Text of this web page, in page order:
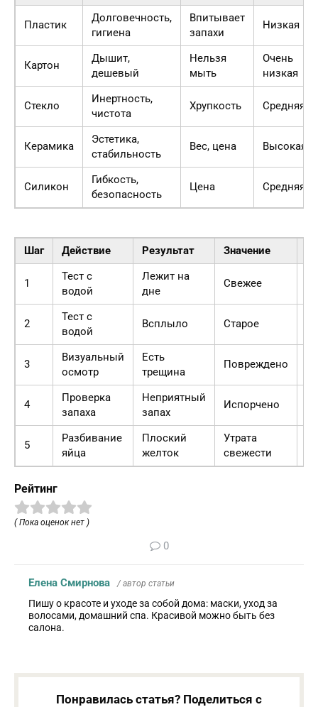
Пластик
Долговечность,
гигиена
Впитывает
запахи
Низкая
Картон
Дышит,
дешевый
Нельзя
мыть
Очень
низкая
Стекло
Инертность,
чистота
Хрупкость Средняя
Керамика
Эстетика,
стабильность
Вес, цена Высокая
Силикон
Гибкость,
безопасность
Цена Средняя
Шаг Действие Результат Значение
1
Тест с
водой
Лежит на
дне
Свежее
2
Тест с
водой
Всплыло Старое
3
Визуальный
осмотр
Есть
трещина
Повреждено
4
Проверка
запаха
Неприятный
запах
Испорчено
5
Разбивание
яйца
Плоский
желток
Утрата
свежести
Рейтинг
( Пока оценок нет )
0
Елена Смирнова / автор статьи
Пишу о красоте и уходе за собой дома: маски, уход за
волосами, домашний спа. Красивой можно быть без
салона.
Понравилась статья? Поделиться с